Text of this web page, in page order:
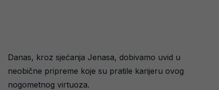
Danas, kroz sjećanja Jenasa, dobivamo uvid u
neobične pripreme koje su pratile karijeru ovog
nogometnog virtuoza.